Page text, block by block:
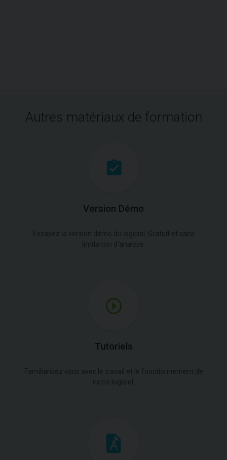
Autres matériaux de formation
Version Démo
Essayez la version démo du logiciel. Gratuit et sans
limitation d'analyse.
Tutoriels
Familiarisez vous avec le travail et le fonctionnement de
notre logiciel.